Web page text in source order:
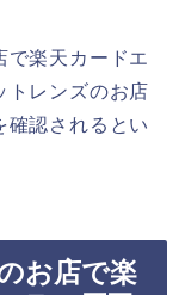
で楽天カードエ
トレンズのお店
確認されるとい
お店で楽